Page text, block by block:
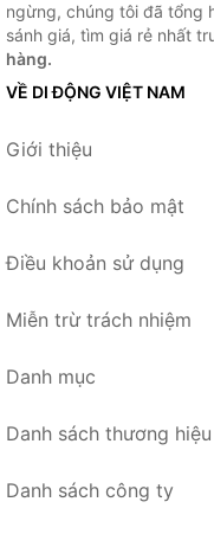
ngừng, chúng tôi đã tổng
sánh giá, tìm giá rẻ nhất
hàng.
VỀ DI ĐỘNG VIỆT NAM
Giới thiệu
Chính sách bảo mật
Điều khoản sử dụng
Miễn trừ trách nhiệm
Danh mục
Danh sách thương hiệu
Danh sách công ty